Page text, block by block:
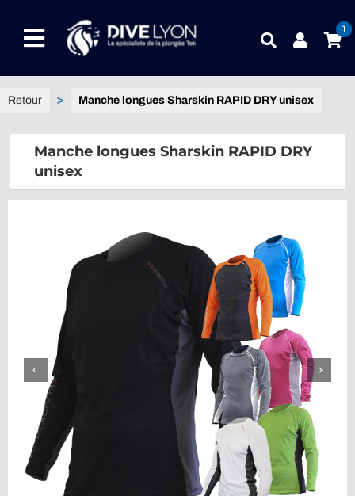
contenuToggle
Navigation
NOTRE UNIVERS PRODUITS
CONTACTEZ-NOUS
1
Manche longues Sharskin RAPID DRY unisex
Manche longues Sharskin RAPID DRY
unisex